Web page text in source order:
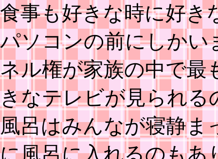
食事も好きな時に好き
パソコンの前にしか
ネル権が家族の中で最
きなテレビが見られる
風呂はみんなが寝静ま
に風呂に入れるのもあ